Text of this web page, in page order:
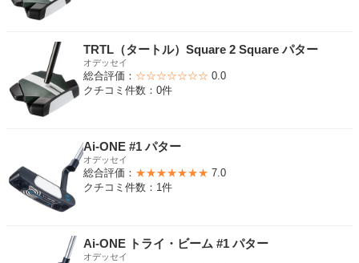
TRTL（タートル）Square 2 Square パター
オデッセイ
総合評価： ☆☆☆☆☆☆☆ 0.0
クチコミ件数：0件
Ai-ONE #1 パター
オデッセイ
総合評価： ★★★★★★★ 7.0
クチコミ件数：1件
Ai-ONE トライ・ビーム #1 パター
オデッセイ